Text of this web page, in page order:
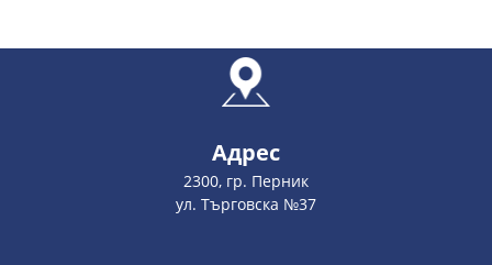
Адрес
2300, гр. Перник
ул. Търговска №37